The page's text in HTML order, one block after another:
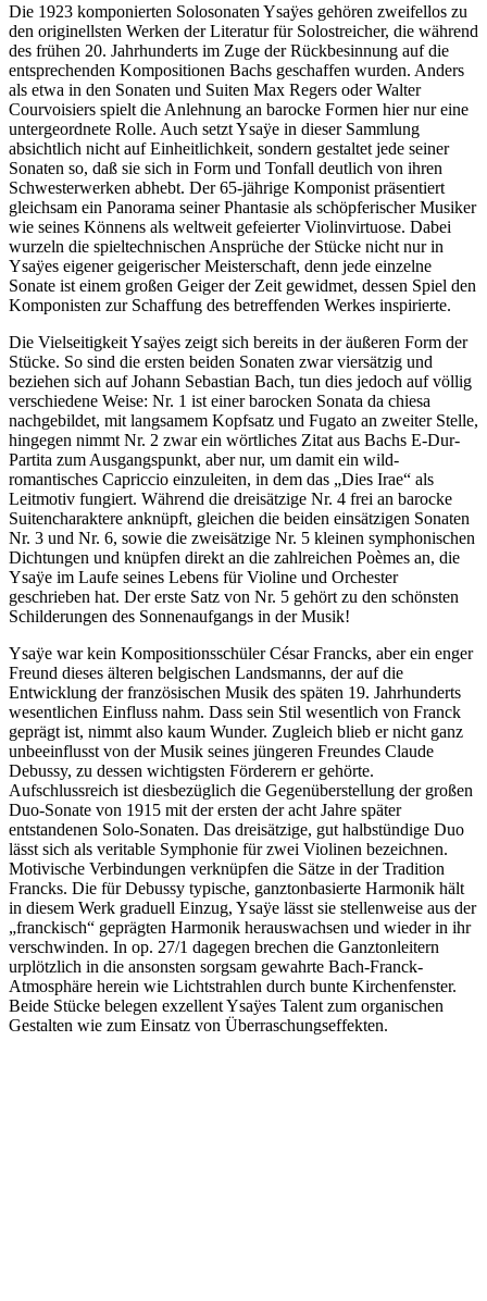
Die 1923 komponierten Solosonaten Ysaÿes gehören zweifellos zu
den originellsten Werken der Literatur für Solostreicher, die während
des frühen 20. Jahrhunderts im Zuge der Rückbesinnung auf die
entsprechenden Kompositionen Bachs geschaffen wurden. Anders
als etwa in den Sonaten und Suiten Max Regers oder Walter
Courvoisiers spielt die Anlehnung an barocke Formen hier nur eine
untergeordnete Rolle. Auch setzt Ysaÿe in dieser Sammlung
absichtlich nicht auf Einheitlichkeit, sondern gestaltet jede seiner
Sonaten so, daß sie sich in Form und Tonfall deutlich von ihren
Schwesterwerken abhebt. Der 65-jährige Komponist präsentiert
gleichsam ein Panorama seiner Phantasie als schöpferischer Musiker
wie seines Könnens als weltweit gefeierter Violinvirtuose. Dabei
wurzeln die spieltechnischen Ansprüche der Stücke nicht nur in
Ysaÿes eigener geigerischer Meisterschaft, denn jede einzelne
Sonate ist einem großen Geiger der Zeit gewidmet, dessen Spiel den
Komponisten zur Schaffung des betreffenden Werkes inspirierte.
Die Vielseitigkeit Ysaÿes zeigt sich bereits in der äußeren Form der
Stücke. So sind die ersten beiden Sonaten zwar viersätzig und
beziehen sich auf Johann Sebastian Bach, tun dies jedoch auf völlig
verschiedene Weise: Nr. 1 ist einer barocken Sonata da chiesa
nachgebildet, mit langsamem Kopfsatz und Fugato an zweiter Stelle,
hingegen nimmt Nr. 2 zwar ein wörtliches Zitat aus Bachs E-Dur-
Partita zum Ausgangspunkt, aber nur, um damit ein wild-
romantisches Capriccio einzuleiten, in dem das „Dies Irae“ als
Leitmotiv fungiert. Während die dreisätzige Nr. 4 frei an barocke
Suitencharaktere anknüpft, gleichen die beiden einsätzigen Sonaten
Nr. 3 und Nr. 6, sowie die zweisätzige Nr. 5 kleinen symphonischen
Dichtungen und knüpfen direkt an die zahlreichen Poèmes an, die
Ysaÿe im Laufe seines Lebens für Violine und Orchester
geschrieben hat. Der erste Satz von Nr. 5 gehört zu den schönsten
Schilderungen des Sonnenaufgangs in der Musik!
Ysaÿe war kein Kompositionsschüler César Francks, aber ein enger
Freund dieses älteren belgischen Landsmanns, der auf die
Entwicklung der französischen Musik des späten 19. Jahrhunderts
wesentlichen Einfluss nahm. Dass sein Stil wesentlich von Franck
geprägt ist, nimmt also kaum Wunder. Zugleich blieb er nicht ganz
unbeeinflusst von der Musik seines jüngeren Freundes Claude
Debussy, zu dessen wichtigsten Förderern er gehörte.
Aufschlussreich ist diesbezüglich die Gegenüberstellung der großen
Duo-Sonate von 1915 mit der ersten der acht Jahre später
entstandenen Solo-Sonaten. Das dreisätzige, gut halbstündige Duo
lässt sich als veritable Symphonie für zwei Violinen bezeichnen.
Motivische Verbindungen verknüpfen die Sätze in der Tradition
Francks. Die für Debussy typische, ganztonbasierte Harmonik hält
in diesem Werk graduell Einzug, Ysaÿe lässt sie stellenweise aus der
„franckisch“ geprägten Harmonik herauswachsen und wieder in ihr
verschwinden. In op. 27/1 dagegen brechen die Ganztonleitern
urplötzlich in die ansonsten sorgsam gewahrte Bach-Franck-
Atmosphäre herein wie Lichtstrahlen durch bunte Kirchenfenster.
Beide Stücke belegen exzellent Ysaÿes Talent zum organischen
Gestalten wie zum Einsatz von Überraschungseffekten.